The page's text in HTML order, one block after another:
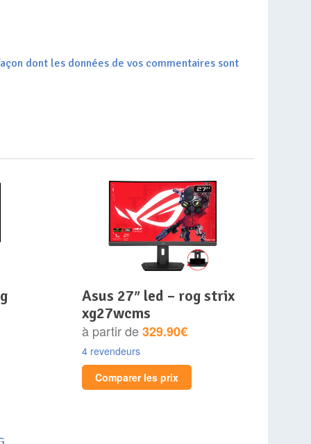
dont les données de vos commentaires sont
asus 27″ led – rog strix
xg27wcms
à partir de329.90€
4 revendeurs
Comparer les prix